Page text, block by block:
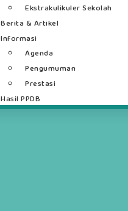
Ekstrakulikuler Sekolah
Berita & Artikel
Informasi
Agenda
Pengumuman
Prestasi
Hasil PPDB